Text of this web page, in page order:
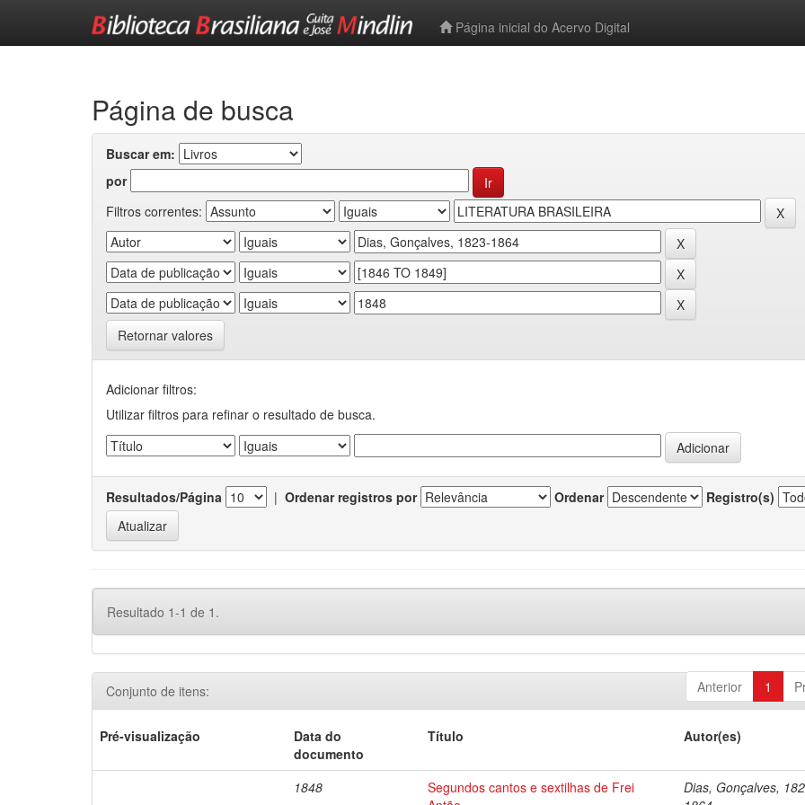
Página inicial do Acervo Digital
Página de busca
Buscar em:
por
Filtros correntes:
Retornar valores
Adicionar filtros:
Utilizar filtros para refinar o resultado de busca.
Resultados/Página | Ordenar registros por Ordenar Registro(s)
Resultado 1-1 de 1.
Anterior 1
Conjunto de itens:
Pré-visualização
Data do
documento
Título Autor(es)
1848
Segundos cantos e sextilhas de Frei
Dias, Gonçalves,